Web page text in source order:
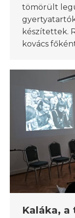
tömörült
készítettek.
kovács
Kaláka, a